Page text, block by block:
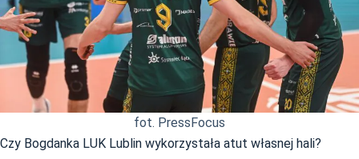
fot. PressFocus
Czy Bogdanka LUK Lublin wykorzystała atut własnej hali?